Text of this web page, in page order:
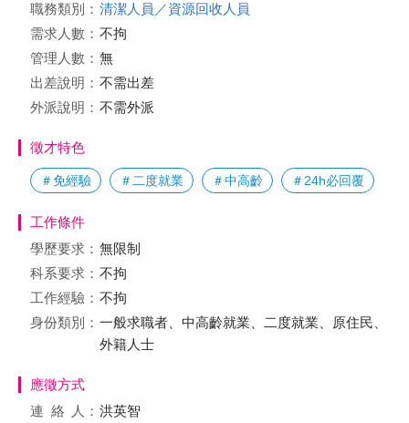
職務類別： 清潔人員／資源回收人員
需求人數： 不拘
管理人數： 無
出差說明： 不需出差
外派說明： 不需外派
徵才特色
＃免經驗 ＃二度就業 ＃中高齡 ＃24h必回覆
工作條件
學歷要求： 無限制
科系要求： 不拘
工作經驗： 不拘
身份類別： 一般求職者、中高齡就業、二度就業、原住民、
外籍人士
應徵方式
連絡
人： 洪英智